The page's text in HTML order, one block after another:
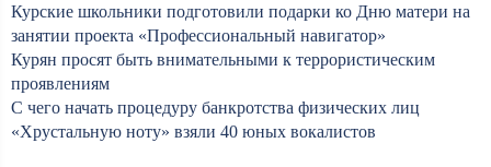
Курские школьники подготовили подарки ко Дню матери на
занятии проекта «Профессиональный навигатор»
Курян просят быть внимательными к террористическим
проявлениям
С чего начать процедуру банкротства физических лиц
«Хрустальную ноту» взяли 40 юных вокалистов